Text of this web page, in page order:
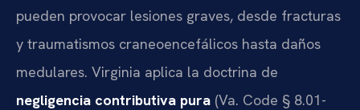
pueden provocar lesiones graves, desde fracturas
y traumatismos craneoencefálicos hasta daños
medulares. Virginia aplica la doctrina de
negligencia contributiva pura (Va. Code § 8.01-